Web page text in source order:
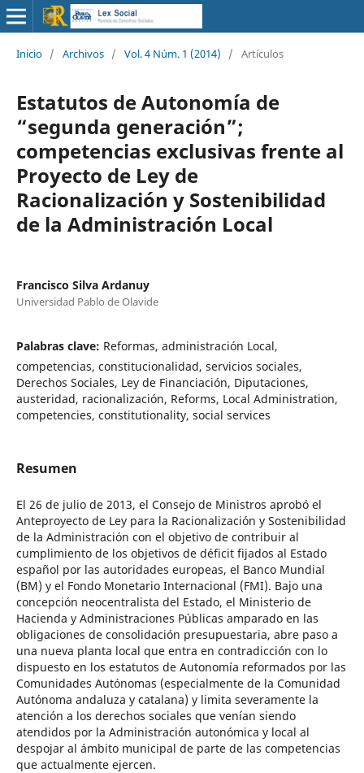
Inicio / Archivos / Vol. 4 Núm. 1 (2014) / Artículos
Estatutos de Autonomía de
“segunda generación”;
competencias exclusivas frente al
Proyecto de Ley de
Racionalización y Sostenibilidad
de la Administración Local
Francisco Silva Ardanuy
Universidad Pablo de Olavide
Palabras clave: Reformas, administración Local,
competencias, constitucionalidad, servicios sociales,
Derechos Sociales, Ley de Financiación, Diputaciones,
austeridad, racionalización, Reforms, Local Administration,
competencies, constitutionality, social services
Resumen
El 26 de julio de 2013, el Consejo de Ministros aprobó el
Anteproyecto de Ley para la Racionalización y Sostenibilidad
de la Administración con el objetivo de contribuir al
cumplimiento de los objetivos de déficit fijados al Estado
español por las autoridades europeas, el Banco Mundial
(BM) y el Fondo Monetario Internacional (FMI). Bajo una
concepción neocentralista del Estado, el Ministerio de
Hacienda y Administraciones Públicas amparado en las
obligaciones de consolidación presupuestaria, abre paso a
una nueva planta local que entra en contradicción con lo
dispuesto en los estatutos de Autonomía reformados por las
Comunidades Autónomas (especialmente de la Comunidad
Autónoma andaluza y catalana) y limita severamente la
atención a los derechos sociales que venían siendo
atendidos por la Administración autonómica y local al
despojar al ámbito municipal de parte de las competencias
que actualmente ejercen.